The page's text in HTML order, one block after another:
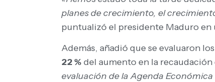
planes de crecimiento, el
puntualizó el presidente Maduro en
Además, añadió que se evaluaron
22 % del aumento en la recaudación
evaluación de la Agenda